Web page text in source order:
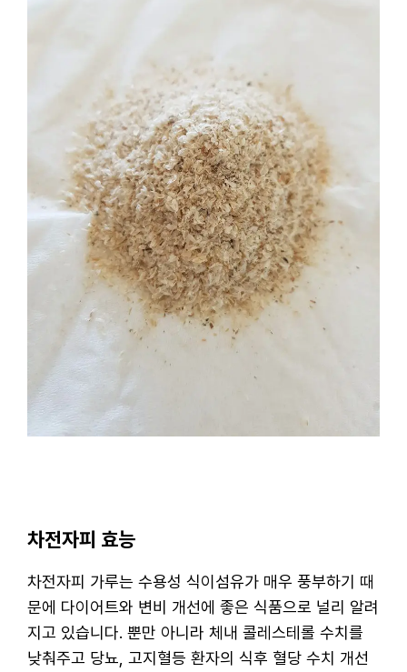
차전자피 효능
차전자피 가루는 수용성 식이섬유가 매우 풍부하기 때
문에 다이어트와 변비 개선에 좋은 식품으로 널리 알려
지고 있습니다. 뿐만 아니라 체내 콜레스테롤 수치를
낮춰주고 당뇨, 고지혈등 환자의 식후 혈당 수치 개선